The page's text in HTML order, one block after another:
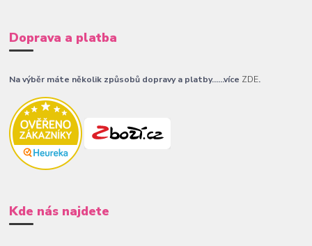
Doprava a platba
Na výběr máte několik způsobů dopravy a platby......více ZDE.
Kde nás najdete